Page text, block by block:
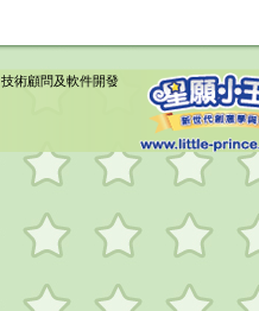
技術顧問及軟件開發